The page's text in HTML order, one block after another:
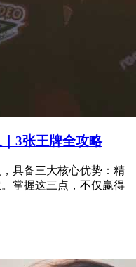
3张王牌全攻略
具备三大核心优势：精
掌握这三点，不仅赢得